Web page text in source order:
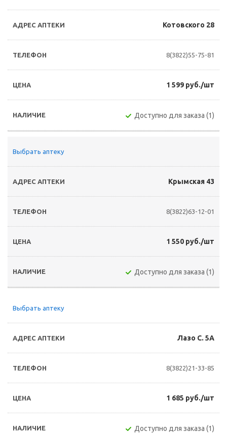
Котовского 28
8(3822)55-75-81
1 599 руб./шт
Доступно для заказа (1)
Выбрать аптеку
Крымская 43
8(3822)63-12-01
1 550 руб./шт
Доступно для заказа (1)
Выбрать аптеку
Лазо С. 5А
8(3822)21-33-85
1 685 руб./шт
Доступно для заказа (1)